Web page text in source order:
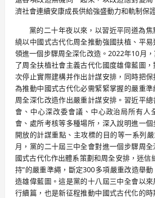
濟社會連續安康成長供給強盛動力和軌制保
黨的二十年夜以來，以習近平同道為
繞以中國式古代化周全推動強國扶植、平
領進一個步驟周全深化改造。2022年10月
了周全扶植社會主義古代化國度雄偉藍圖
次停止實際建構并作出計謀安排，同時把
為推動中國式古代化必需緊緊掌握的嚴重
周全深化改造作出嚴重計謀安排。習近平
會、中心深改委會議、中心政治局所有人
會、處所考核等多種場所，深入說明進一
開放的計謀重點、主攻標的目的等一系列
月，黨的二十屆三中全會對進一個步驟周
國式古代化作出體系策劃和周全安排，迷信
持”的嚴重準繩，斷定300多項嚴重改造舉
造雄偉藍圖。這是黨的十八屆三中全會以
行續篇，也是新征程推動中國式古代化的